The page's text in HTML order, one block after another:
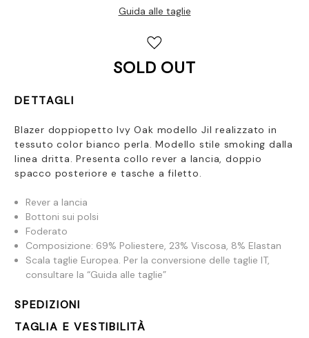
Guida alle taglie
SOLD OUT
DETTAGLI
Blazer doppiopetto Ivy Oak modello Jil realizzato in
tessuto color bianco perla. Modello stile smoking dalla
linea dritta. Presenta collo rever a lancia, doppio
spacco posteriore e tasche a filetto.
Rever a lancia
Bottoni sui polsi
Foderato
Composizione: 69% Poliestere, 23% Viscosa, 8% Elastan
Scala taglie Europea. Per la conversione delle taglie IT,
consultare la “Guida alle taglie”
SPEDIZIONI
TAGLIA E VESTIBILITÀ